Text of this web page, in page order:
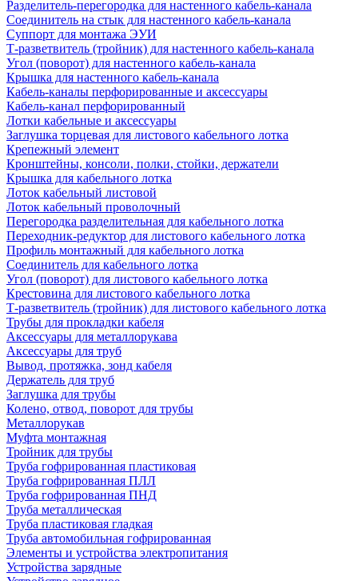
Разделитель-перегородка для настенного кабель-канала
Соединитель на стык для настенного кабель-канала
Суппорт для монтажа ЭУИ
Т-разветвитель (тройник) для настенного кабель-канала
Угол (поворот) для настенного кабель-канала
Крышка для настенного кабель-канала
Кабель-каналы перфорированные и аксессуары
Кабель-канал перфорированный
Лотки кабельные и аксессуары
Заглушка торцевая для листового кабельного лотка
Крепежный элемент
Кронштейны, консоли, полки, стойки, держатели
Крышка для кабельного лотка
Лоток кабельный листовой
Лоток кабельный проволочный
Перегородка разделительная для кабельного лотка
Переходник-редуктор для листового кабельного лотка
Профиль монтажный для кабельного лотка
Соединитель для кабельного лотка
Угол (поворот) для листового кабельного лотка
Крестовина для листового кабельного лотка
Т-разветвитель (тройник) для листового кабельного лотка
Трубы для прокладки кабеля
Аксессуары для металлорукава
Аксессуары для труб
Вывод, протяжка, зонд кабеля
Держатель для труб
Заглушка для трубы
Колено, отвод, поворот для трубы
Металлорукав
Муфта монтажная
Тройник для трубы
Труба гофрированная пластиковая
Труба гофрированная ПЛЛ
Труба гофрированная ПНД
Труба металлическая
Труба пластиковая гладкая
Труба автомобильная гофрированная
Элементы и устройства электропитания
Устройства зарядные